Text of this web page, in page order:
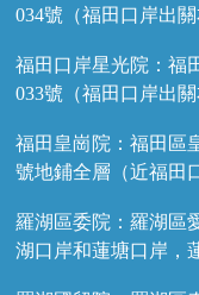
034號（福田口岸出
福田口岸星光院：福
033號（福田口岸出
福田皇崗院：福田區
號地鋪全層（近福田
羅湖區委院：羅湖區
湖口岸和蓮塘口岸，